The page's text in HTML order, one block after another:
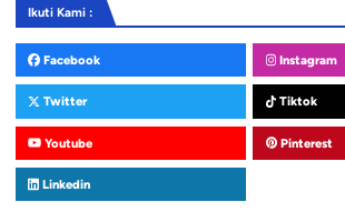
Ikuti Kami :
Facebook Instagram
Twitter Tiktok
Youtube Pinterest
Linkedin